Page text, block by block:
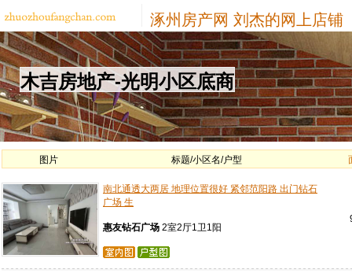
涿州房产网 刘杰的网上店铺
木吉房地产-光明小区底商
图片 标题/小区名/户型
南北通透大两居 地理位置很好 紧邻范阳路 出门钻石
广场 生
惠友钻石广场 2室2厅1卫1阳